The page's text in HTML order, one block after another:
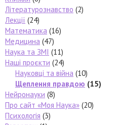
Літературознавство (2)
Лекції (24)
Математика (16)
Медицина (47)
Наука та ЗМІ (11)
Наші проєкти (24)
Науковці та війна (10)
Щеплення правдою (15)
Нейронауки (8)
Про сайт «Моя Наука» (20)
Психологія (3)